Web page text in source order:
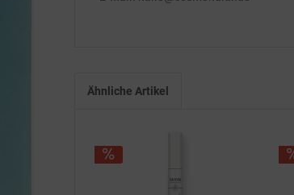
Ähnliche Artikel